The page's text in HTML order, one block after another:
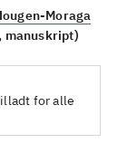
Moraga
manuskript)
for alle